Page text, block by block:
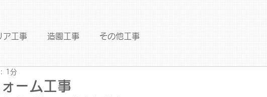
ア工事 造園工事 その他工事
ーム工事
: 1分